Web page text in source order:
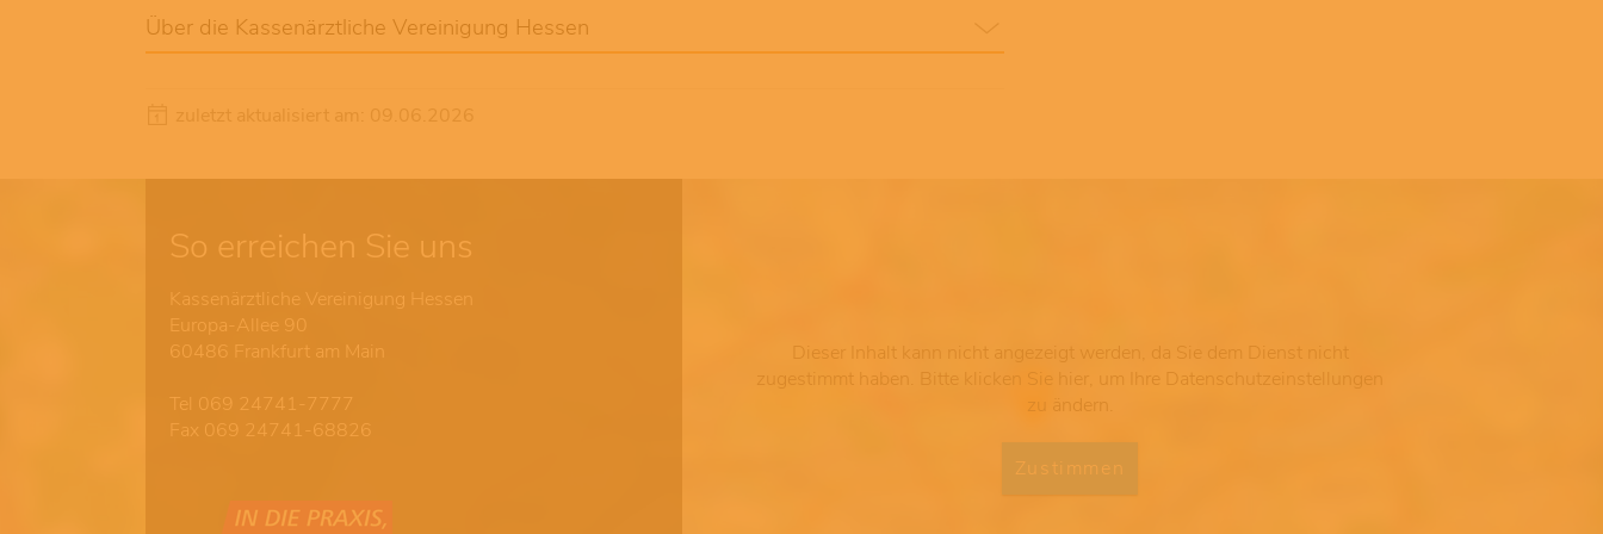
Über die Kassenärztliche Vereinigung Hessen
So erreichen Sie uns
Kassenärztliche Vereinigung Hessen
Europa-Allee 90
60486 Frankfurt am Main
Tel 069 24741-7777
Fax 069 24741-68826
zugestimmt haben. Bitte klicken Sie hier, um Ihre Datenschutzeinstellungen
zu ändern.
Zustimmen